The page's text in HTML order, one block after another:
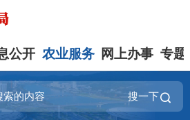
公开 农业服务 网上办事 专题
搜一下